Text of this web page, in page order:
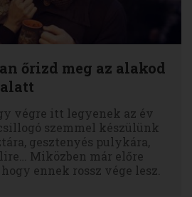
őrizd meg az alakod
végre itt legyenek az év
szemmel készülünk
gesztenyés pulykára,
Miközben már előre
ennek rossz vége lesz.